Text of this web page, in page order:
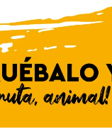
deorigen
y baja en
tejido graso.